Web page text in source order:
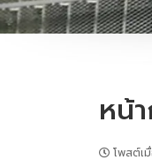
หน้
โพสต์เ